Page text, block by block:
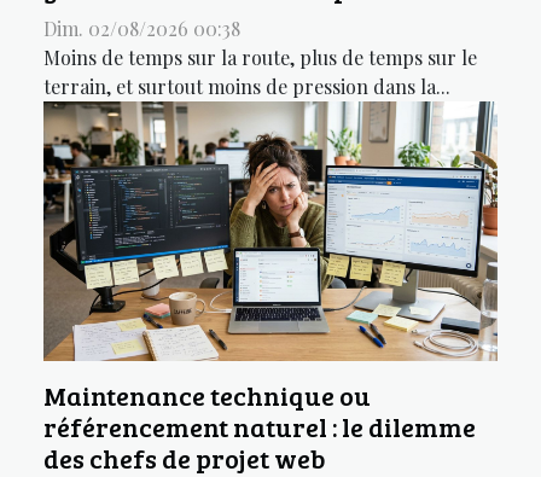
Dim. 02/08/2026 00:38
Moins de temps sur la route, plus de temps sur le
terrain, et surtout moins de pression dans la...
Maintenance technique ou
référencement naturel : le dilemme
des chefs de projet web